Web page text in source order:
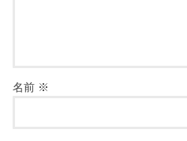
名前 ※